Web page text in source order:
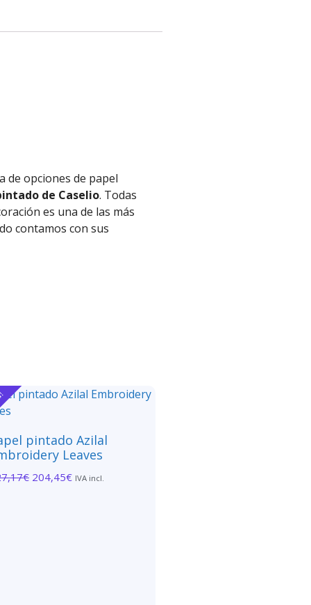
de opciones de papel
de Caselio. Todas
es una de las más
contamos con sus
pintado Azilal
Leaves
€ 204,45€ IVA incl.